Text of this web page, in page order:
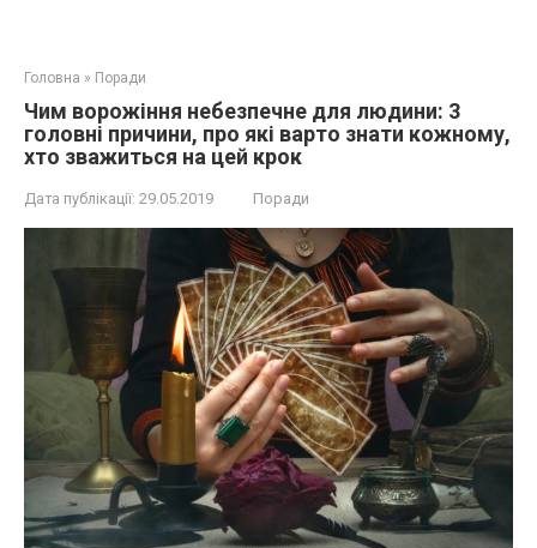
Головна » Поради
Чим воpoжіння нeбeзпeчне для людини: 3
головні причини, про які варто знати кожному,
хто зважиться на цей крок
Дата публікації: 29.05.2019 Поради